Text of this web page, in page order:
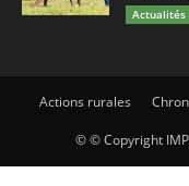
Actualités
Actions rurales
© © Copyright